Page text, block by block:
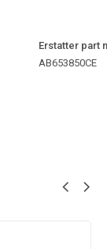
Erstatter part
AB653850CE